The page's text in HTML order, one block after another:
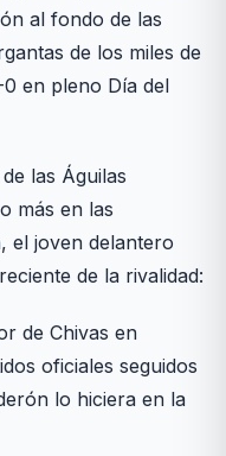
al fondo de las
de los miles de
en pleno Día del
las Águilas
más en las
el joven delantero
de la rivalidad:
de Chivas en
oficiales seguidos
lo hiciera en la